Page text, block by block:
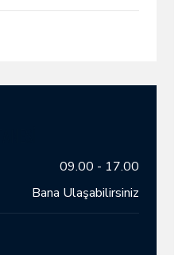
09.00 - 17.00
Bana Ulaşabilirsiniz